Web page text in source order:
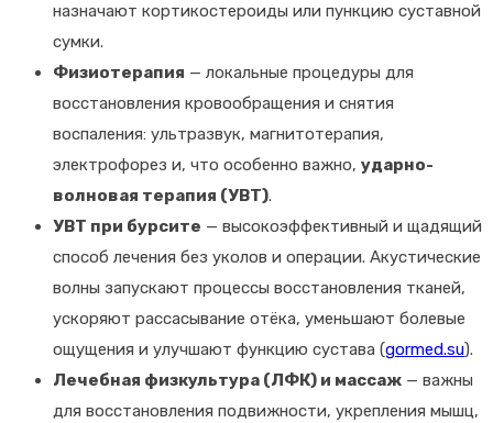
назначают кортикостероиды или пункцию суставной
сумки.
Физиотерапия — локальные процедуры для
восстановления кровообращения и снятия
воспаления: ультразвук, магнитотерапия,
электрофорез и, что особенно важно, ударно-
волновая терапия (УВТ).
УВТ при бурсите — высокоэффективный и щадящий
способ лечения без уколов и операции. Акустические
волны запускают процессы восстановления тканей,
ускоряют рассасывание отёка, уменьшают болевые
ощущения и улучшают функцию сустава (gormed.su).
Лечебная физкультура (ЛФК) и массаж — важны
для восстановления подвижности, укрепления мышц,